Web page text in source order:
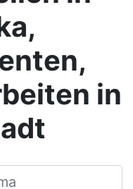
in